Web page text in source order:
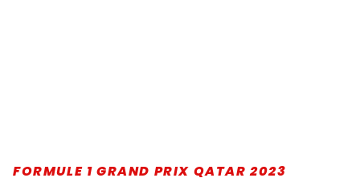
FORMULE 1 GRAND PRIX QATAR 2023